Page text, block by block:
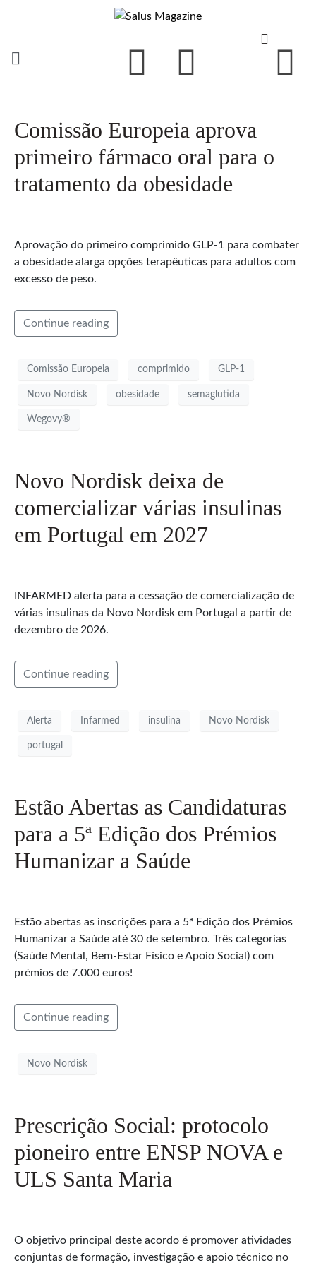
Comissão Europeia aprova
primeiro fármaco oral para o
tratamento da obesidade
Aprovação do primeiro comprimido GLP-1 para combater
a obesidade alarga opções terapêuticas para adultos com
excesso de peso.
Continue reading
Comissão Europeia comprimido GLP-1
Novo Nordisk obesidade semaglutida
Wegovy®
Novo Nordisk deixa de
comercializar várias insulinas
em Portugal em 2027
INFARMED alerta para a cessação de comercialização de
várias insulinas da Novo Nordisk em Portugal a partir de
dezembro de 2026.
Continue reading
Alerta Infarmed insulina Novo Nordisk
portugal
Estão Abertas as Candidaturas
para a 5ª Edição dos Prémios
Humanizar a Saúde
Estão abertas as inscrições para a 5ª Edição dos Prémios
Humanizar a Saúde até 30 de setembro. Três categorias
(Saúde Mental, Bem-Estar Físico e Apoio Social) com
prémios de 7.000 euros!
Continue reading
Novo Nordisk
Prescrição Social: protocolo
pioneiro entre ENSP NOVA e
ULS Santa Maria
O objetivo principal deste acordo é promover atividades
conjuntas de formação, investigação e apoio técnico no